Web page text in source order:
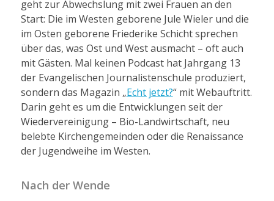
geht zur Abwechslung mit zwei Frauen an den
Start: Die im Westen geborene Jule Wieler und die
im Osten geborene Friederike Schicht sprechen
über das, was Ost und West ausmacht – oft auch
mit Gästen. Mal keinen Podcast hat Jahrgang 13
der Evangelischen Journalistenschule produziert,
sondern das Magazin „Echt jetzt?“ mit Webauftritt.
Darin geht es um die Entwicklungen seit der
Wiedervereinigung – Bio-Landwirtschaft, neu
belebte Kirchengemeinden oder die Renaissance
der Jugendweihe im Westen.
Nach der Wende